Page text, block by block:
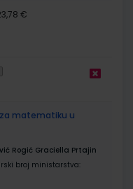
€
za matematiku u
Rogić Graciella Prtajin
broj ministarstva: